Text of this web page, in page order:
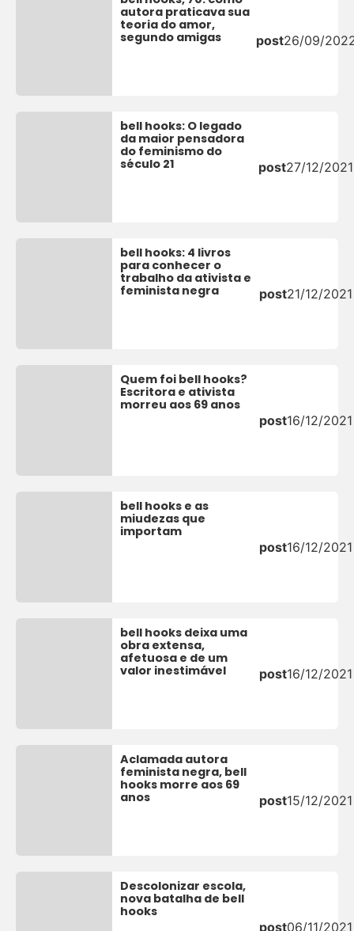
autora praticava sua
teoria do amor,
segundo amigas
post26/09/
bell hooks: O legado
da maior pensadora
do feminismo do
século 21
post27/12/2021
bell hooks: 4 livros
para conhecer o
trabalho da ativista e
feminista negra
post21/12/2021
Quem foi bell hooks?
Escritora e ativista
morreu aos 69 anos
post16/12/2021
bell hooks e as
miudezas que
importam
post16/12/2021
bell hooks deixa uma
obra extensa,
afetuosa e de um
valor inestimável
post16/12/2021
Aclamada autora
feminista negra, bell
hooks morre aos 69
anos
post15/12/2021
Descolonizar escola,
nova batalha de bell
hooks
post06/11/2021